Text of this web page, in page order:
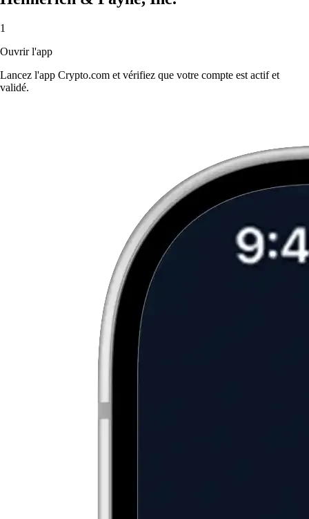
1
Ouvrir l'app
Lancez l'app Crypto.com et vérifiez que votre compte est actif et
validé.